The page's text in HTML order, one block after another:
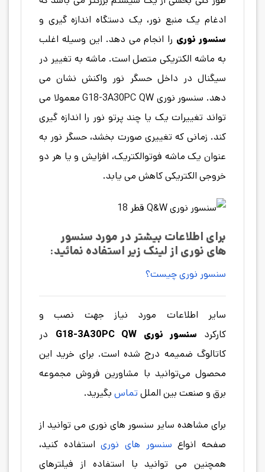
ادغام یک منبع نور، یک دستگاه اندازه گیری و
سنسور نوری را انجام می دهد. این وسیله اغلب
به ماشه الکتریکی متصل است. ماشه به تغییر در
سیگنال در داخل حسگر نور واکنش نشان می
دهد. سنسور نوری G18-3A30PC QW معمولا می
تواند تغییرات یک یا چند پرتو نور را اندازه گیری
کند. زمانی که تغییری صورت بخشد، حسگر نور به
عنوان یک ماشه فوتوالکتریک، افزایش و یا هر دو
خروجی الکتریکی کاهش می یابد.
برای اطلاعات بیشتر در مورد سنسور
های نوری از لینک زیر استفاده نمائید:
سنسور نوری چیست؟
سایر اطلاعات مورد نیاز جهت نصب و
کارکرد سنسور نوری G18-3A30PC QW
در
کاتالوگ ضمیمه درج شده است. برای خرید این
محصول می‌توانید با مشاورین فروش مجموعه
برق و صنعت بین الملل تماس بگیرید.
برای مشاهده سایر سنسور های نوری می توانید از
صفحه انواع سنسور های نوریاستفاده کنید،
همچنین می توانید با استفاده از فیلترهای